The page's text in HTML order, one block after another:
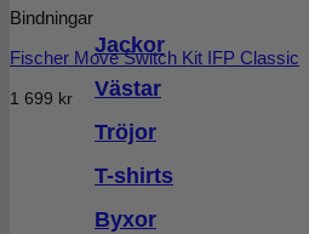
Jackor
Västar
Tröjor
T-shirts
Byxor
Bindningar
Fischer Move Switch Kit IFP Classic
1 699 kr